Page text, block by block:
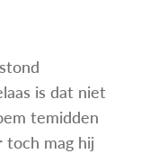
is dat niet
temidden
toch mag hij